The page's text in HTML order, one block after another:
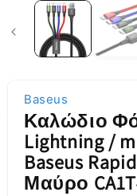
Baseus
Καλώδιο
Lightning /
Baseus
Μαύρο